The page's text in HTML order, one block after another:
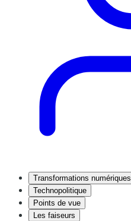
Transformations numériques
Technopolitique
Points de vue
Les faiseurs